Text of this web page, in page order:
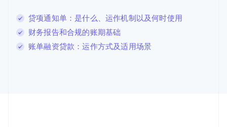
贷项通知单：是什么、运作机制以及何时使用
财务报告和合规的账期基础
账单融资贷款：运作方式及适用场景
卢森堡
罗马尼亚
English